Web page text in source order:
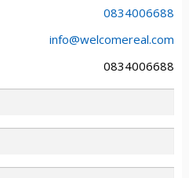
0834006688
info@welcomereal.com
0834006688